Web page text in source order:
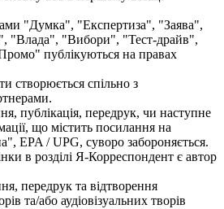
"Думка", "Експертиза", "Заява",
"Влада", "Вибори", "Тест-драйв",
публікуються на правах
створюється спільно з
публікація, передрук, чи наступне
що містить посилання на
EPA / UPG, суворо забороняється.
в розділі Я-Корреспондент є автор
передрук та відтворення
та/або аудіовізуальних творів